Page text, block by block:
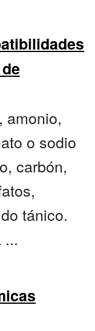
amonio,
o sodio
carbón,
tánico.
...